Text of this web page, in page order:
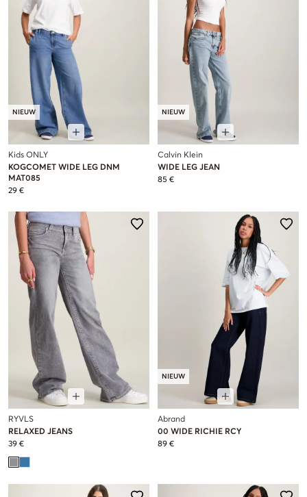
NIEUW
Kids ONLY
KOGCOMET WIDE LEG DNM
MAT085
29 €
NIEUW
Calvin Klein
WIDE LEG JEAN
85 €
RYVLS
RELAXED JEANS
39 €
NIEUW
Abrand
00 WIDE RICHIE RCY
89 €